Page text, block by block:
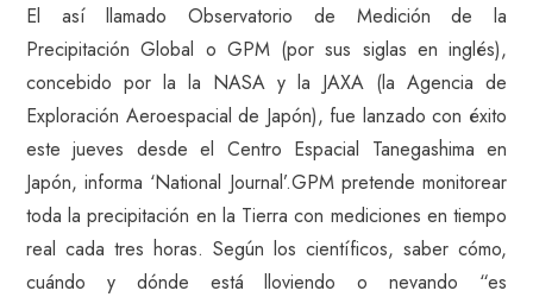
El así llamado Observatorio de Medición de la
Precipitación Global o GPM (por sus siglas en inglés),
concebido por la la NASA y la JAXA (la Agencia de
Exploración Aeroespacial de Japón), fue lanzado con éxito
este jueves desde el Centro Espacial Tanegashima en
Japón, informa ‘National Journal’.GPM pretende monitorear
toda la precipitación en la Tierra con mediciones en tiempo
real cada tres horas. Según los científicos, saber cómo,
cuándo y dónde está lloviendo o nevando “es